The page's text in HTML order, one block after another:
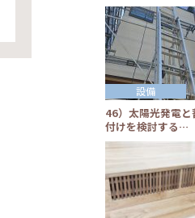
46）太陽光発電と
付けを検討する…
設備